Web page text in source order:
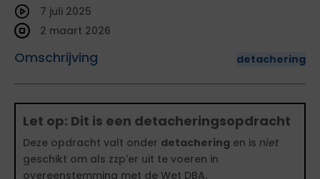
Omschrijving detachering
7 juli 2025
2 maart 2026
Let op: Dit is een detacheringsopdracht
Deze opdracht valt onder detachering en is niet
geschikt om als zzp'er uit te voeren in
overeenstemming met de Wet DBA.